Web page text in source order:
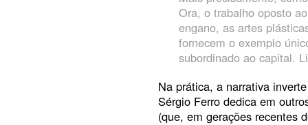
Ora, o trabalho oposto
engano, as artes
fornecem o exemplo
subordinado ao capital.
Na prática, a narrativa
Sérgio Ferro dedica em
(que, em gerações recentes